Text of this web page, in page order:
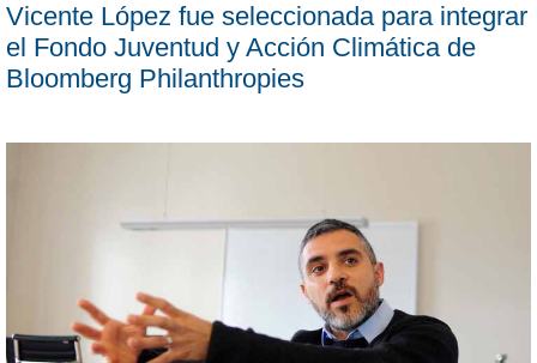
Vicente López fue seleccionada para integrar
el Fondo Juventud y Acción Climática de
Bloomberg Philanthropies